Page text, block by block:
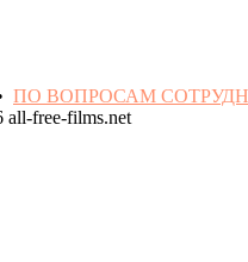
ПО ВОПРОСАМ
free-films.net